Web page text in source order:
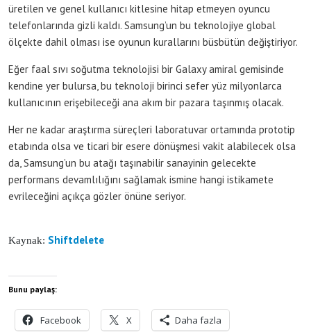
üretilen ve genel kullanıcı kitlesine hitap etmeyen oyuncu
telefonlarında gizli kaldı. Samsung’un bu teknolojiye global
ölçekte dahil olması ise oyunun kurallarını büsbütün değiştiriyor.
Eğer faal sıvı soğutma teknolojisi bir Galaxy amiral gemisinde
kendine yer bulursa, bu teknoloji birinci sefer yüz milyonlarca
kullanıcının erişebileceği ana akım bir pazara taşınmış olacak.
Her ne kadar araştırma süreçleri laboratuvar ortamında prototip
etabında olsa ve ticari bir esere dönüşmesi vakit alabilecek olsa
da, Samsung’un bu atağı taşınabilir sanayinin gelecekte
performans devamlılığını sağlamak ismine hangi istikamete
evrileceğini açıkça gözler önüne seriyor.
Kaynak: Shiftdelete
Bunu paylaş:
Facebook X Daha fazla